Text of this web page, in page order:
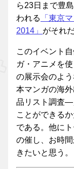
ら23日まで豊
われる
「東京
2014」 がそれだ
このイベント
ガ・アニメを
の展示会のよ
本マンガの海
品リスト調査―
ことができる
である。他に
の催し、お時
きたいと思う。